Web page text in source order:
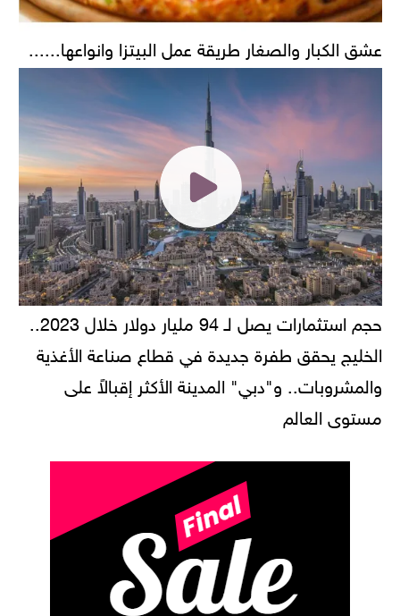
عشق الكبار والصغار طريقة عمل البيتزا وانواعها......
حجم استثمارات يصل لـ 94 مليار دولار خلال 2023..
الخليج يحقق طفرة جديدة في قطاع صناعة الأغذية
والمشروبات.. و"دبي" المدينة الأكثر إقبالاً على
مستوى العالم